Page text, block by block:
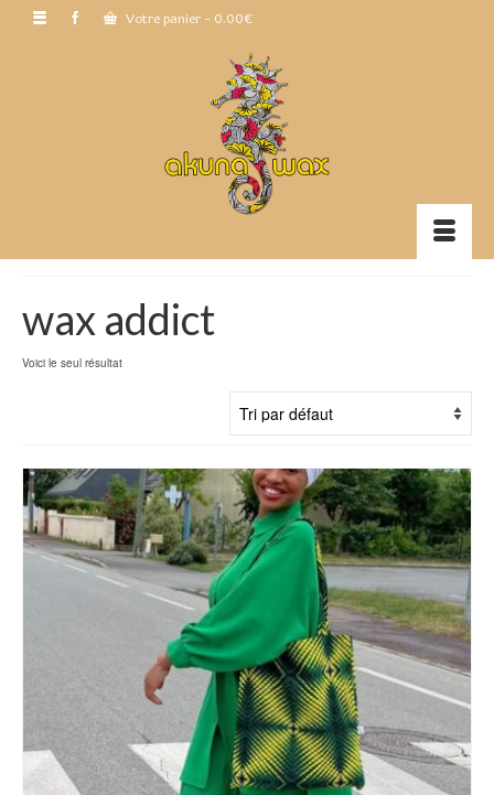
Votre panier - 0.00€
wax addict
Voici le seul résultat